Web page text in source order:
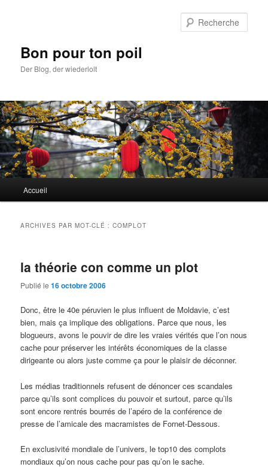
Bon pour ton poil
Der Blog, der wiederlolt
principal
Accueil
ARCHIVES PAR MOT-CLÉ :COMPLOT
la théorie con comme un plot
Publié le16 octobre 2006
Donc, être le 40e péruvien le plus influent de Moldavie, c’est
bien, mais ça implique des obligations. Parce que nous, les
blogueurs, avons le pouvir de dire les vraies vérités que l’on nous
cache pour préserver les intérêts économiques de la classe
dirigeante ou alors juste comme ça pour le plaisir de déconner.
Les médias traditionnels refusent de dénoncer ces scandales
parce qu’ils sont complices du pouvoir et surtout, parce qu’ils
sont encore rentrés bourrés de l’apéro de la conférence de
presse de l’amicale des macramistes de Fornet-Dessous.
En exclusivité mondiale de l’univers, le top10 des complots
mondiaux qu’on nous cache pour pas qu’on le sache.